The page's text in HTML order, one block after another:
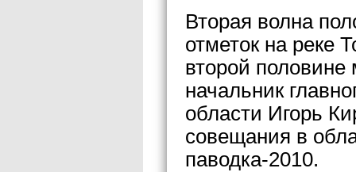
Вторая волна
отметок на реке
второй
начальник
области Игорь
совещания в
паводка-2010.